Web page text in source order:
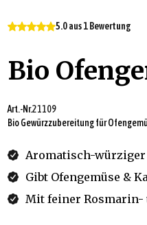
5.0 aus 1 Bewertung
Bio
Art.-Nr.21109
Bio Gewürzzubereitung für
Aromatisch-
Gibt Ofengemüse &
Mit feiner Rosmarin-